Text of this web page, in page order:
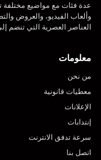
عدة فئات مع مواضيع مختلفة
وألعاب الفيديو، والعروض
العناصر العصرية التي تنضم
معلومات
من نحن
معطيات قانونية
الإعلانات
إنتدابات
سرعة تدفق الانترنت
اتصل بنا